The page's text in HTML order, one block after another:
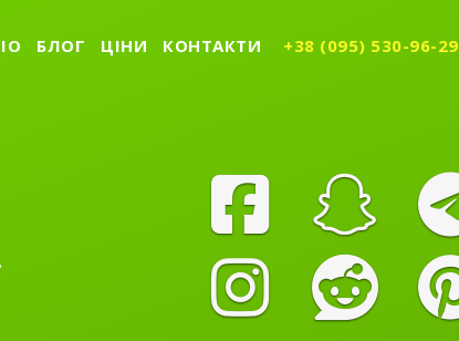
БЛОГ ЦІНИ КОНТАКТИ +38 (095) 530-96-29